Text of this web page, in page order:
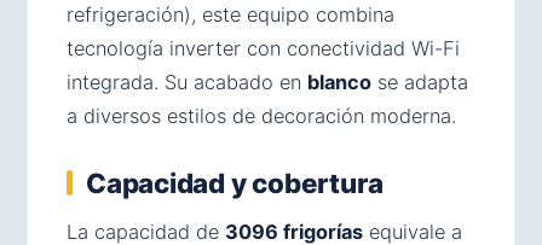
refrigeración), este equipo combina
tecnología inverter con conectividad Wi-Fi
integrada. Su acabado en blanco se adapta
a diversos estilos de decoración moderna.
Capacidad y cobertura
La capacidad de 3096 frigorías equivale a